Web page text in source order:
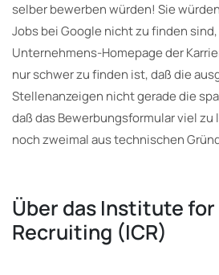
selber bewerben würden! Sie
Jobs bei Google nicht zu finden
Unternehmens-Homepage der
nur schwer zu finden ist, daß die
Stellenanzeigen nicht gerade die
daß das Bewerbungsformular viel zu
noch zweimal aus technischen
Über das Institutefor
Recruiting (ICR)